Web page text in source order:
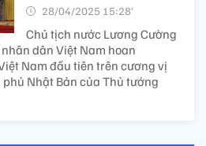
28/04/2025 15:28’
Chủ tịch nước Lương Cường
dân Việt Nam hoan
Nam đầu tiên trên cương vị
Nhật Bản của Thủ tướng